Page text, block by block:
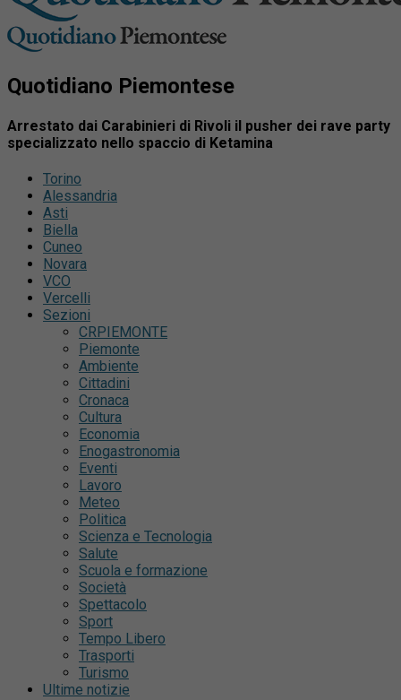
Quotidiano Piemontese
Arrestato dai Carabinieri di Rivoli il pusher dei rave party
specializzato nello spaccio di Ketamina
Torino
Alessandria
Asti
Biella
Cuneo
Novara
VCO
Vercelli
Sezioni
CRPIEMONTE
Piemonte
Ambiente
Cittadini
Cronaca
Cultura
Economia
Enogastronomia
Eventi
Lavoro
Meteo
Politica
Scienza e Tecnologia
Salute
Scuola e formazione
Società
Spettacolo
Sport
Tempo Libero
Trasporti
Turismo
Ultime notizie